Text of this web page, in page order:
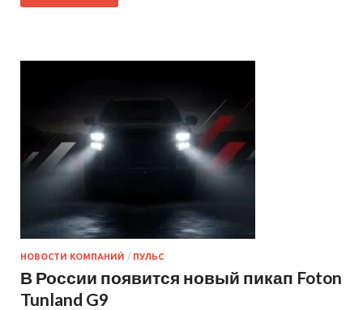
НОВОСТИ КОМПАНИЙ / ПУЛЬС
В России появится новый пикап Foton
Tunland G9